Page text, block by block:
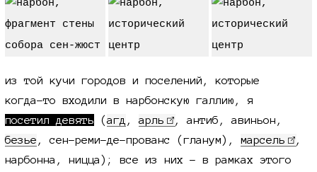
из той кучи городов и поселений, которые
когда-то входили в нарбонскую галлию, я
посетил девять (агд ,арль
, антиб, авиньон,
безье , сен-реми-де-прованс (гланум), марсель
,
нарбонна, ницца); все из них - в рамках этого